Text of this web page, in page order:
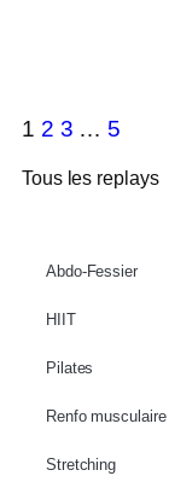
1 2 3 … 5
Tous les replays
Abdo-Fessier
HIIT
Pilates
Renfo musculaire
Stretching